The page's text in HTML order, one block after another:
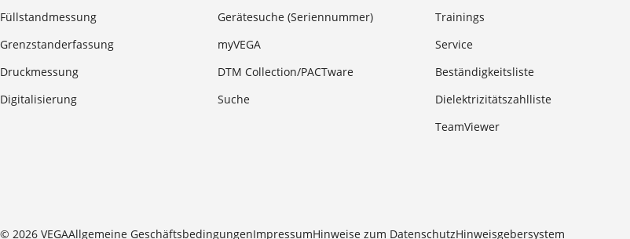
Füllstandmessung
Grenzstanderfassung
Druckmessung
Digitalisierung
Gerätesuche (Seriennummer)
myVEGA
DTM Collection/PACTware
Suche
Trainings
Service
Beständigkeitsliste
Dielektrizitätszahlliste
TeamViewer
© 2026 VEGAAllgemeine GeschäftsbedingungenImpressumHinweise zum DatenschutzHinweisgebersystem